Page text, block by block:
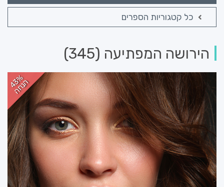
כל קטגוריות הספרים
הירושה המפתיעה (345)
43%
הנחה